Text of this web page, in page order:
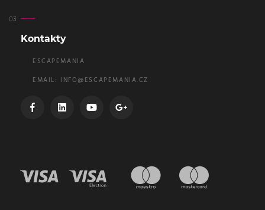
Kontakty
ESCAPEMANIA
EMAIL: INFO@ESCAPEMANIA.CZ